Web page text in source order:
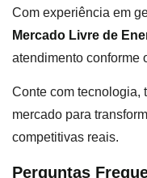
Com experiência em
Mercado Livre de
atendimento conforme
Conte com tecnologia,
mercado para
competitivas reais.
Perguntas